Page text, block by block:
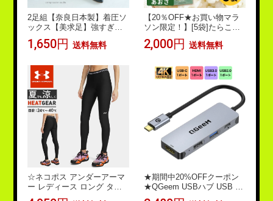
2足組【奈良日本製】着圧ソ
ックス【美求足】強すぎず
弱すぎないから、丁度いい♪
毎日履いて美脚をGET♪【ク
消化 ビキュット 着圧 タイ
ツ
1,650円 送料無料
【20％OFF★お買い物マラ
ソン限定！】[5袋]たらこん
ぶ ととふりかけ あおさ味 3
8g×5袋セット めしこん【食
2,000円 送料無料
☆ネコポス アンダーアーマ
ー レディース ロング タイ
ツ スパッツ UA ヒートギア
★期間中20%OFFクーポン
★QGeem USBハブ USB Ty
pe-C ハブ 4in1 HDMI 4K US